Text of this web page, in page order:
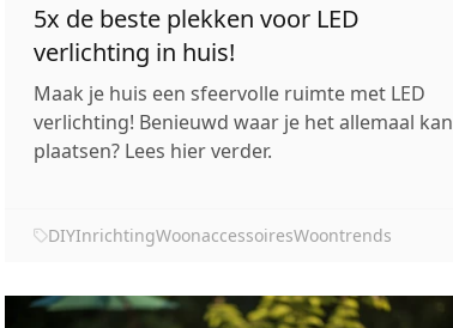
5x de beste plekken voor LED
verlichting in huis!
Maak je huis een sfeervolle ruimte met LED
verlichting! Benieuwd waar je het allemaal kan
plaatsen? Lees hier verder.
DIYInrichtingWoonaccessoiresWoontrends